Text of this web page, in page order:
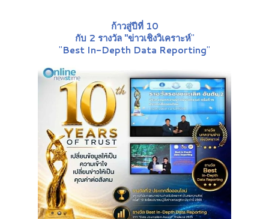
ก้าวสู่ปีที่ 10
กับ 2 รางวัล "ข่าวเชิงวิเคราะห์"
"Best In-Depth Data Reporting"